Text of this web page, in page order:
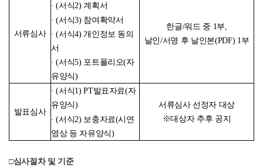
서류심사
· (서식2) 계획서
· (서식3) 참여확약서
· (서식4) 개인정보 동의
서
· (서식5) 포트폴리오(자
유양식)
한글/워드 중 1부,
날인/서명 후 날인본(PDF) 1부
발표심사
· (서식1) PT발표자료(자
유양식)
· (서식2) 보충자료(시연
영상 등 자유양식)
서류심사 선정자 대상
※대상자 추후 공지
□심사절차 및 기준